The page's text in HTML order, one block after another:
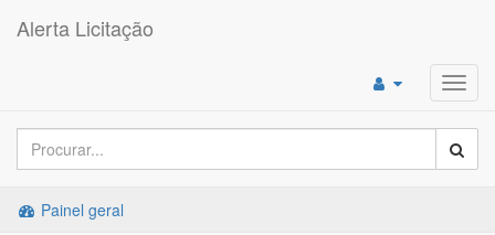
Alerta Licitação
Painel geral